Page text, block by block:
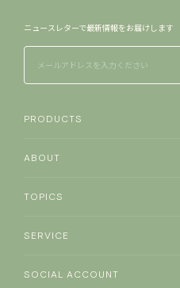
ニュースレターで​最新情報を​お届けします
PRODUCTS
ABOUT
TOPICS
SERVICE
SOCIAL ACCOUNT